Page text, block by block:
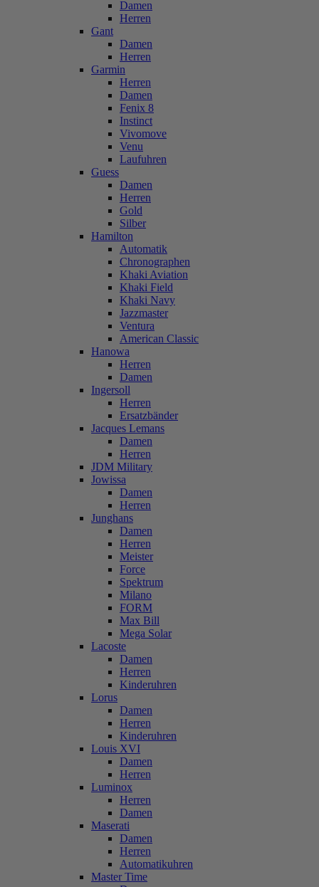
Damen
Herren
Gant
Damen
Herren
Garmin
Herren
Damen
Fenix 8
Instinct
Vivomove
Venu
Laufuhren
Guess
Damen
Herren
Gold
Silber
Hamilton
Automatik
Chronographen
Khaki Aviation
Khaki Field
Khaki Navy
Jazzmaster
Ventura
American Classic
Hanowa
Herren
Damen
Ingersoll
Herren
Ersatzbänder
Jacques Lemans
Damen
Herren
JDM Military
Jowissa
Damen
Herren
Junghans
Damen
Herren
Meister
Force
Spektrum
Milano
FORM
Max Bill
Mega Solar
Lacoste
Damen
Herren
Kinderuhren
Lorus
Damen
Herren
Kinderuhren
Louis XVI
Damen
Herren
Luminox
Herren
Damen
Maserati
Damen
Herren
Automatikuhren
Master Time